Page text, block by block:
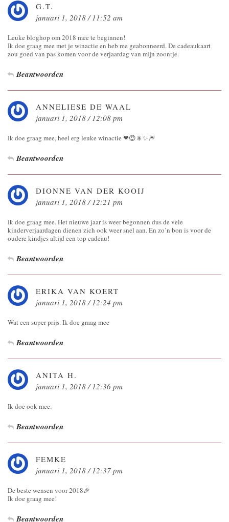
G.T.
januari 1, 2018 / 11:52 am
Leuke bloghop om 2018 mee te beginnen!
Ik doe graag mee met je winactie en heb me geabonneerd. De cadeaukaart
zou goed van pas komen voor de verjaardag van mijn zoontje.
Beantwoorden
ANNELIESE DE WAAL
januari 1, 2018 / 12:08 pm
Ik doe graag mee, heel erg leuke winactie ❤😍🎇✨🎆
Beantwoorden
DIONNE VAN DER KOOIJ
januari 1, 2018 / 12:21 pm
Ik doe graag mee. Het nieuwe jaar is weer begonnen dus de vele
kinderverjaardagen dienen zich ook weer snel aan. En zo’n bon is voor de
oudere kindjes altijd een top cadeau!
Beantwoorden
ERIKA VAN KOERT
januari 1, 2018 / 12:24 pm
Wat een super prijs. Ik doe graag mee
Beantwoorden
ANITA H.
januari 1, 2018 / 12:36 pm
Ik doe ook mee.
Beantwoorden
FEMKE
januari 1, 2018 / 12:37 pm
De beste wensen voor 2018🎉
Ik doe graag mee!
Beantwoorden